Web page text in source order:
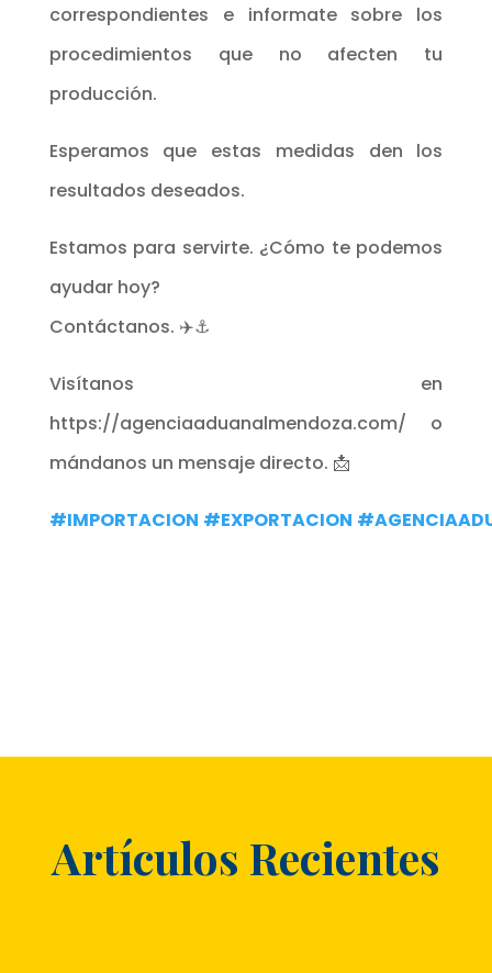
correspondientes e informate sobre los
procedimientos que no afecten tu
producción.
Esperamos que estas medidas den los
resultados deseados.
Estamos para servirte. ¿Cómo te podemos
ayudar hoy?
Contáctanos. ✈️⚓
Visítanos en
https://agenciaaduanalmendoza.com/ o
mándanos un mensaje directo. 📩
#IMPORTACION #EXPORTACION
Artículos Recientes